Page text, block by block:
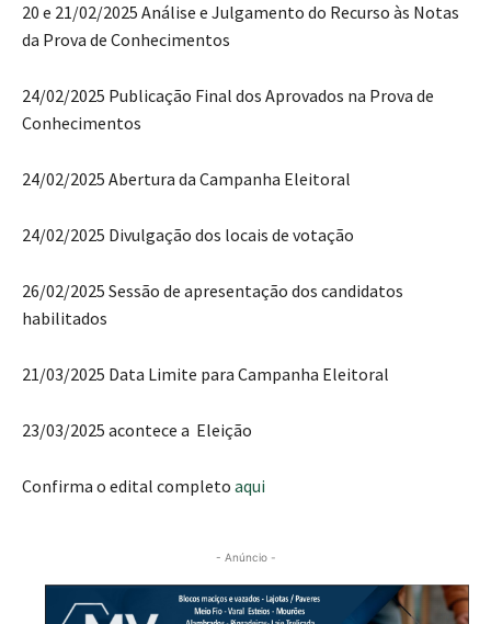
20 e 21/02/2025 Análise e Julgamento do Recurso às Notas
da Prova de Conhecimentos
24/02/2025 Publicação Final dos Aprovados na Prova de
Conhecimentos
24/02/2025 Abertura da Campanha Eleitoral
24/02/2025 Divulgação dos locais de votação
26/02/2025 Sessão de apresentação dos candidatos
habilitados
21/03/2025 Data Limite para Campanha Eleitoral
23/03/2025 acontece a Eleição
Confirma o edital completo aqui
- Anúncio -